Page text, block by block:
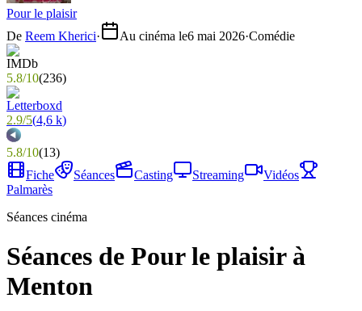
Pour le plaisir
De Reem Kherici· Au cinéma le6 mai 2026·Comédie
5.8/10(236)
2.9/5(4,6 k)
5.8/10(13)
Fiche
Séances Casting Streaming
Vidéos
Palmarès
Séances cinéma
Séances de Pour le plaisir à
Menton